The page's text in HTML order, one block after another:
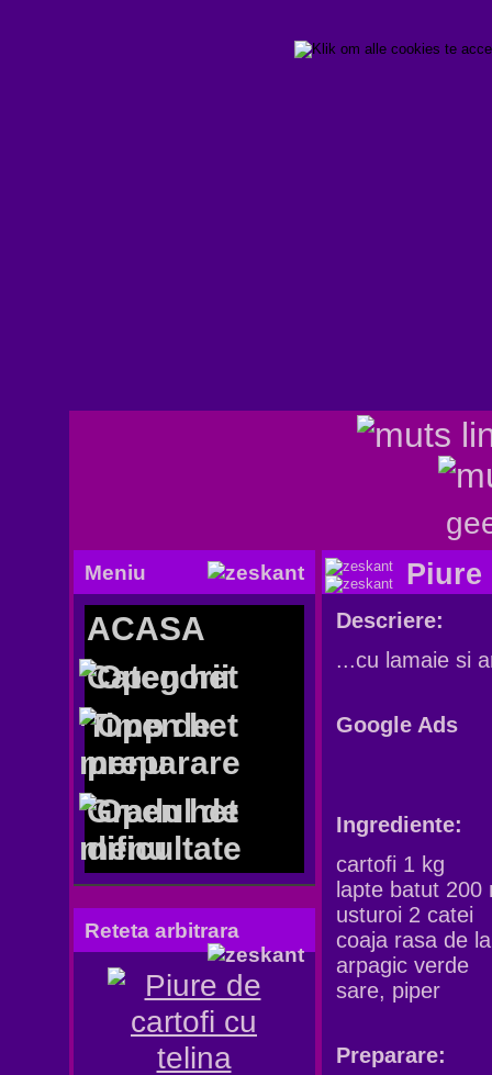
Meniu
ACASA
Categorii
Timp de
preparare
Gradul de
dificultate
Reteta arbitrara
Piure
Descriere:
...cu lamaie si
Google Ads
Ingrediente:
cartofi 1 kg
lapte batut 200
usturoi 2 catei
coaja rasa de
arpagic verde
sare, piper
Preparare: